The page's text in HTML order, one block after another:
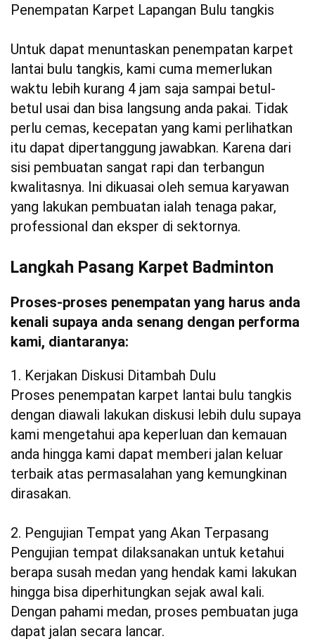
Penempatan Karpet Lapangan Bulu tangkis
Untuk dapat menuntaskan penempatan karpet
lantai bulu tangkis, kami cuma memerlukan
waktu lebih kurang 4 jam saja sampai betul-
betul usai dan bisa langsung anda pakai. Tidak
perlu cemas, kecepatan yang kami perlihatkan
itu dapat dipertanggung jawabkan. Karena dari
sisi pembuatan sangat rapi dan terbangun
kwalitasnya. Ini dikuasai oleh semua karyawan
yang lakukan pembuatan ialah tenaga pakar,
professional dan eksper di sektornya.
Langkah Pasang Karpet Badminton
Proses-proses penempatan yang harus anda
kenali supaya anda senang dengan performa
kami, diantaranya:
1. Kerjakan Diskusi Ditambah Dulu
Proses penempatan karpet lantai bulu tangkis
dengan diawali lakukan diskusi lebih dulu supaya
kami mengetahui apa keperluan dan kemauan
anda hingga kami dapat memberi jalan keluar
terbaik atas permasalahan yang kemungkinan
dirasakan.
2. Pengujian Tempat yang Akan Terpasang
Pengujian tempat dilaksanakan untuk ketahui
berapa susah medan yang hendak kami lakukan
hingga bisa diperhitungkan sejak awal kali.
Dengan pahami medan, proses pembuatan juga
dapat jalan secara lancar.